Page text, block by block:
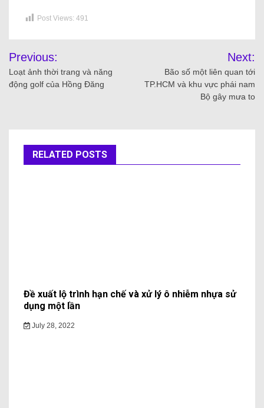
Post Views: 491
Previous:
Loạt ảnh thời trang và năng
động golf của Hồng Đăng
Next:
Bão số một liên quan tới
TP.HCM và khu vực phái nam
Bộ gây mưa to
RELATED POSTS
Đề xuất lộ trình hạn chế và xử lý ô nhiễm nhựa sử
dụng một lần
July 28, 2022